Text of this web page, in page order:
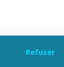
Refuser